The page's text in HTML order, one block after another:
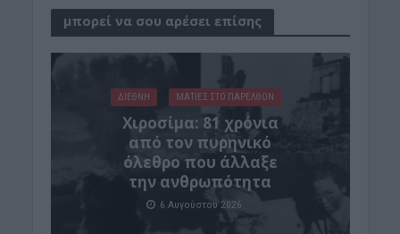
μπορεί να σου αρέσει επίσης
ΔΙΕΘΝΗ ΜΑΤΙΕΣ ΣΤΟ ΠΑΡΕΛΘΟΝ
Χιροσίμα: 81 χρόνια
από τον πυρηνικό
όλεθρο που άλλαξε
την ανθρωπότητα
6 Αυγούστου 2026